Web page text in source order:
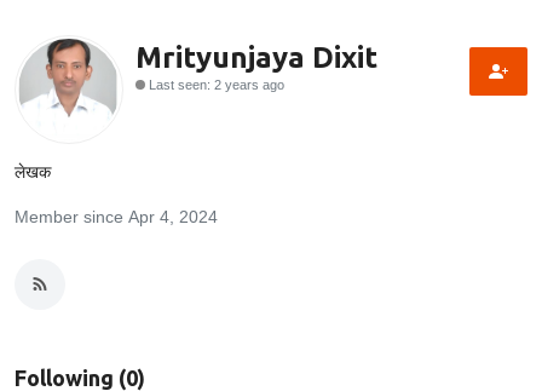
मनोरंजन
Technology
Mrityunjaya Dixit
Last seen: 2 years ago
लेखक
Member since Apr 4, 2024
Following (0)